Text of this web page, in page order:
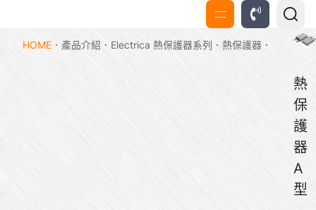
HOME 產品介紹 Electrica 熱保護器系列 熱保護器
熱
保
護
器
A
型